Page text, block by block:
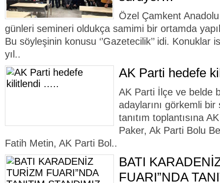
Özel Çamkent
günleri semineri oldukça samimi bir ortamda
Bu söyleşinin konusu ‘’Gazetecilik’’ idi. Konuklar
yıl..
AK Parti hedefe
AK Parti İlçe ve belde
adaylarını görkemli bir
tanıtım toplantısına
Paker, Ak Parti Bolu
Fatih Metin, AK Parti Bol..
BATI
FUARI”NDA